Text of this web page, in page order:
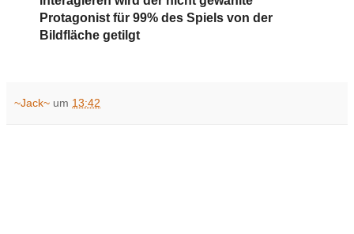
Protagonist für 99% des Spiels von der
Bildfläche getilgt
~Jack~ um 13:42